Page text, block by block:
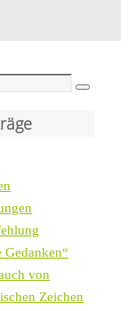
Suchen
Gedanken“
von
Zeichen